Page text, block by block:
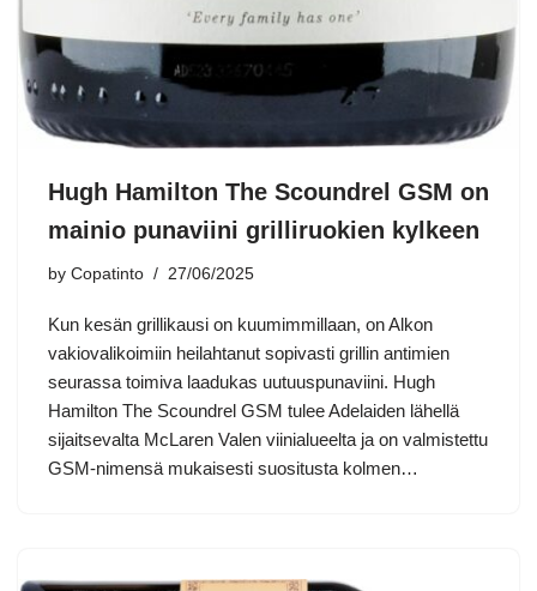
Hugh Hamilton The Scoundrel GSM on
mainio punaviini grilliruokien kylkeen
by Copatinto 27/06/2025
Kun kesän grillikausi on kuumimmillaan, on Alkon
vakiovalikoimiin heilahtanut sopivasti grillin antimien
seurassa toimiva laadukas uutuuspunaviini. Hugh
Hamilton The Scoundrel GSM tulee Adelaiden lähellä
sijaitsevalta McLaren Valen viinialueelta ja on valmistettu
GSM-nimensä mukaisesti suositusta kolmen…